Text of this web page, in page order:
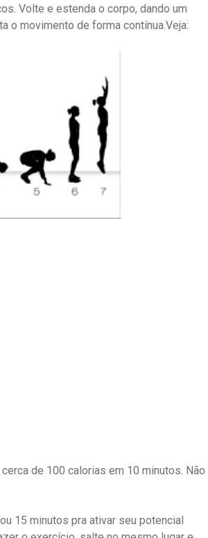
Volte e estenda o corpo, dando um
o movimento de forma contínua.Veja:
de 100 calorias em 10 minutos. Não
15 minutos pra ativar seu potencial